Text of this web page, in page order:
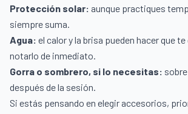
Protección solar: aunque practiques
siempre suma.
Agua: el calor y la brisa pueden hacer que
notarlo de inmediato.
Gorra o sombrero, si lo necesitas:
después de la sesión.
Si estás pensando en elegir accesorios,